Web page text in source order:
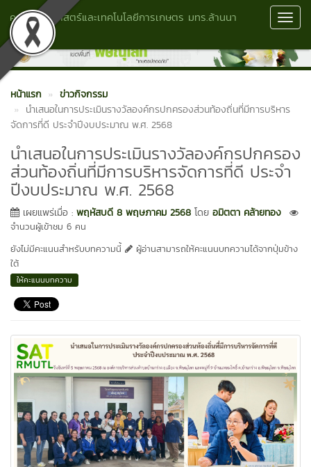
คณะวิทยาศาสตร์และเทคโนโลยีการเกษตร มทร.ล้านนา
พิษณุโลก
หน้าแรก
ข่าวกิจกรรม
นำเสนอในการประเมินรางวัลองค์กรปกครองส่วนท้องถิ่นที่มีการบริหาร
จัดการที่ดี ประจำปีงบประมาณ พ.ศ. 2568
นำเสนอในการประเมินรางวัลองค์กรปกครอง
ส่วนท้องถิ่นที่มีการบริหารจัดการที่ดี ประจำ
ปีงบประมาณ พ.ศ. 2568
เผยแพร่เมื่อ : พฤหัสบดี 8 พฤษภาคม 2568 โดย อมิตตา คล้ายทอง
จำนวนผู้เข้าชม 6 คน
ยังไม่มีคะแนนสำหรับบทความนี้
ผู้อ่านสามารถให้คะแนนบทความได้จากปุ่มข้าง
ใต้
ให้คะแนนบทความ